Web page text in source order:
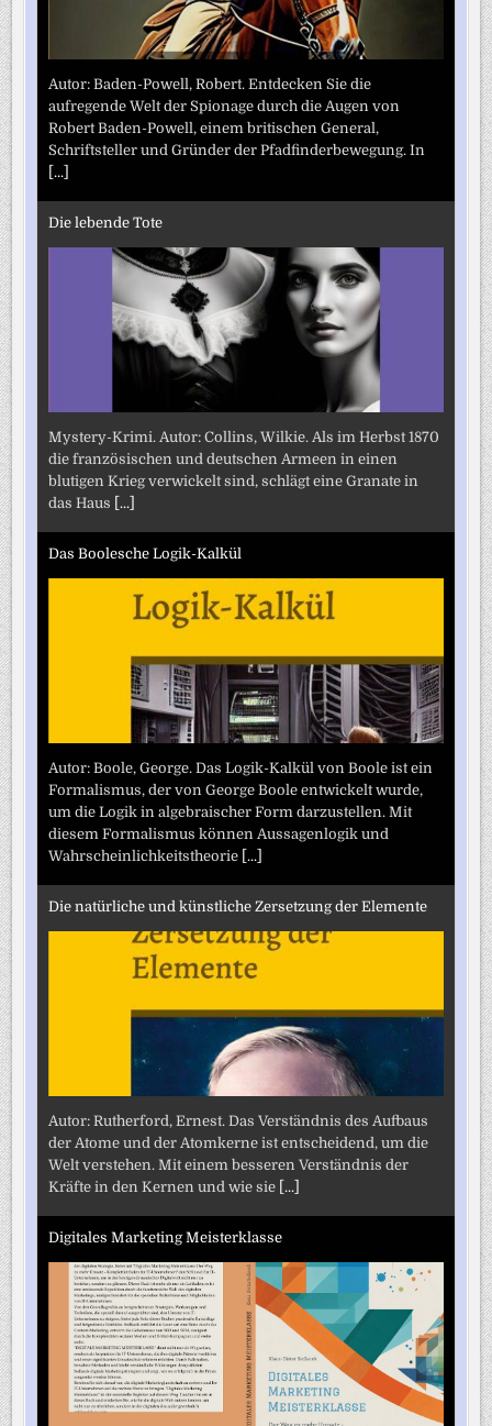
Autor: Baden-Powell, Robert. Entdecken Sie die
aufregende Welt der Spionage durch die Augen von
Robert Baden-Powell, einem britischen General,
Schriftsteller und Gründer der Pfadfinderbewegung. In
[...]
Die lebende Tote
Mystery-Krimi. Autor: Collins, Wilkie. Als im Herbst 1870
die französischen und deutschen Armeen in einen
blutigen Krieg verwickelt sind, schlägt eine Granate in
das Haus [...]
Das Boolesche Logik-Kalkül
Autor: Boole, George. Das Logik-Kalkül von Boole ist ein
Formalismus, der von George Boole entwickelt wurde,
um die Logik in algebraischer Form darzustellen. Mit
diesem Formalismus können Aussagenlogik und
Wahrscheinlichkeitstheorie [...]
Die natürliche und künstliche Zersetzung der Elemente
Autor: Rutherford, Ernest. Das Verständnis des Aufbaus
der Atome und der Atomkerne ist entscheidend, um die
Welt verstehen. Mit einem besseren Verständnis der
Kräfte in den Kernen und wie sie [...]
Digitales Marketing Meisterklasse